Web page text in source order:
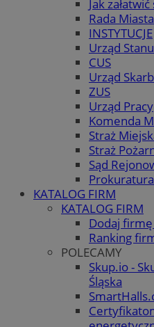
Jak
Rada Miasta
INSTYTUCJE
Urząd
CUS
Urząd
ZUS
Urząd Pracy
Komenda
Straż
Straż
Sąd
KATALOG FIRM
KATALOG FIRM
Dodaj
Ranking
POLECAMY
Skup.io -
Śląska